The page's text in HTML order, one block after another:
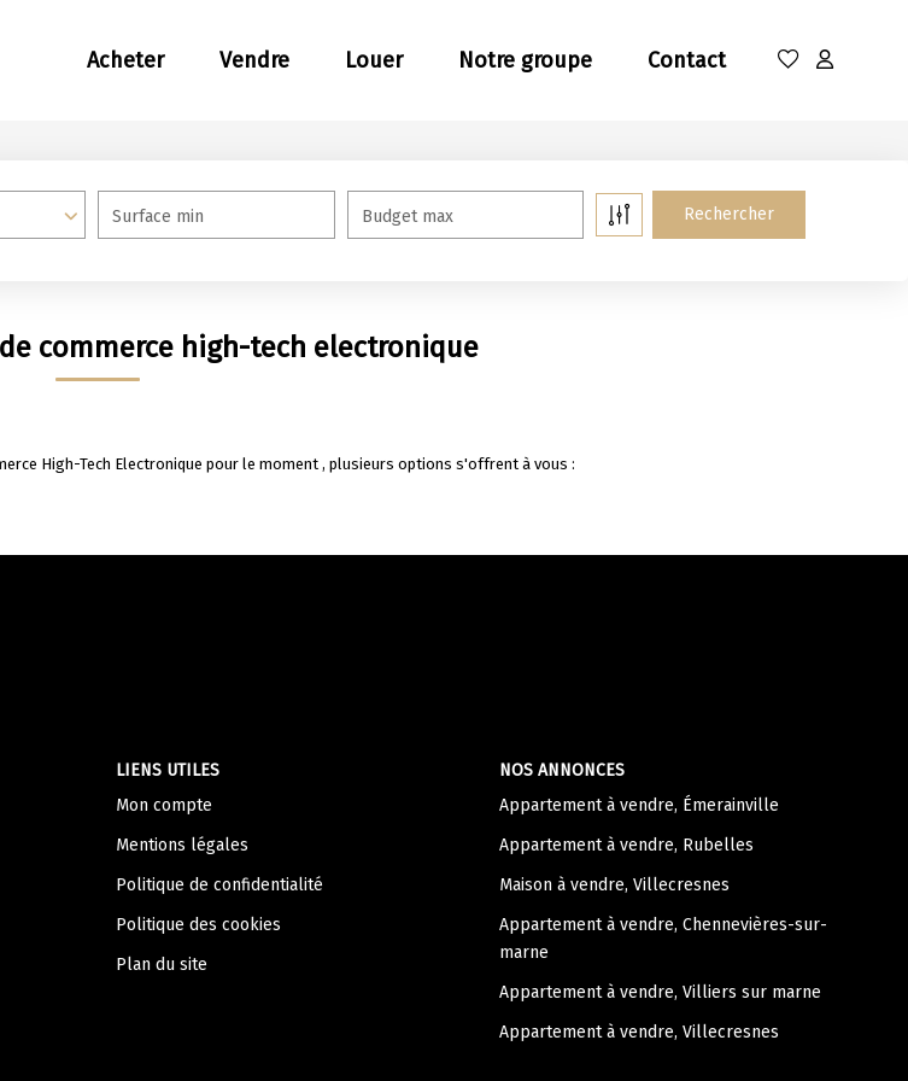
Acheter Vendre Louer Notre groupe Contact
Surface min Budget max
commerce high-tech electronique
High-Tech Electronique pour le moment , plusieurs options s'offrent à vous :
LIENS UTILES
Mon compte
Mentions légales
Politique de confidentialité
Politique des cookies
Plan du site
NOS ANNONCES
Appartement à vendre, Émerainville
Appartement à vendre, Rubelles
Maison à vendre, Villecresnes
Appartement à vendre, Chennevières-sur-
marne
Appartement à vendre, Villiers sur marne
Appartement à vendre, Villecresnes